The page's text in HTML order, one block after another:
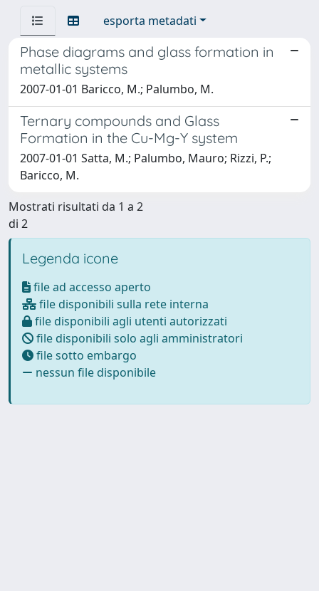
esporta metadati
Phase diagrams and glass formation in
metallic systems
2007-01-01 Baricco, M.; Palumbo, M.
Ternary compounds and Glass
Formation in the Cu-Mg-Y system
2007-01-01 Satta, M.; Palumbo, Mauro; Rizzi, P.;
Baricco, M.
Mostrati risultati da 1 a 2
di 2
Legenda icone
file ad accesso aperto
file disponibili sulla rete interna
file disponibili agli utenti autorizzati
file disponibili solo agli amministratori
file sotto embargo
nessun file disponibile